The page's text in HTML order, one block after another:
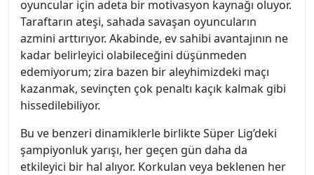
oyuncular için adeta bir motivasyon kaynağı oluyor.
Taraftarın ateşi, sahada savaşan oyuncuların
azmini arttırıyor. Akabinde, ev sahibi avantajının ne
kadar belirleyici olabileceğini düşünmeden
edemiyorum; zira bazen bir aleyhimizdeki maçı
kazanmak, sevinçten çok penaltı kaçık kalmak gibi
hissedilebiliyor.
Bu ve benzeri dinamiklerle birlikte Süper Lig’deki
şampiyonluk yarışı, her geçen gün daha da
etkileyici bir hal alıyor. Korkulan veya beklenen her